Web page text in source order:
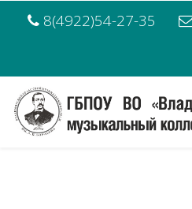
8(4922)54-27-35